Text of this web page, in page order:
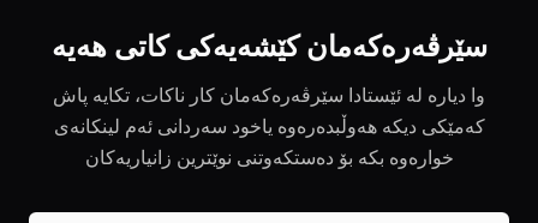
سێرڤەرەکەمان کێشەیەکی کاتی هەیە
وا دیارە لە ئێستادا سێرڤەرەکەمان کار ناکات، تکایە پاش
کەمێکی دیکە هەوڵبدەرەوە یاخود سەردانی ئەم لینکانەی
خوارەوە بکە بۆ دەستکەوتنی نوێترین زانیاریەکان